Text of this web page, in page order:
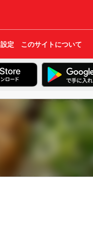
設定 このサイトについて